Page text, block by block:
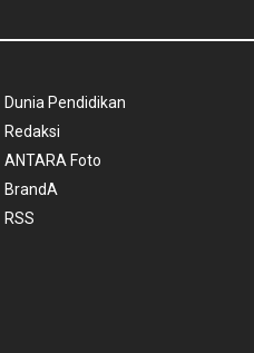
Dunia Pendidikan
Redaksi
ANTARA Foto
BrandA
RSS